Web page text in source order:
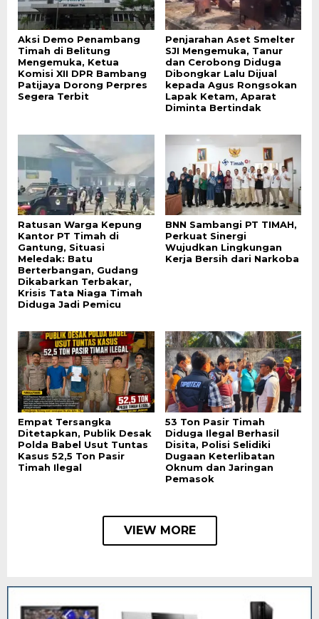
Aksi Demo Penambang
Timah di Belitung
Mengemuka, Ketua
Komisi XII DPR Bambang
Patijaya Dorong Perpres
Segera Terbit
Penjarahan Aset Smelter
SJI Mengemuka, Tanur
dan Cerobong Diduga
Dibongkar Lalu Dijual
kepada Agus Rongsokan
Lapak Ketam, Aparat
Diminta Bertindak
Ratusan Warga Kepung
Kantor PT Timah di
Gantung, Situasi
Meledak: Batu
Berterbangan, Gudang
Dikabarkan Terbakar,
Krisis Tata Niaga Timah
Diduga Jadi Pemicu
BNN Sambangi PT TIMAH,
Perkuat Sinergi
Wujudkan Lingkungan
Kerja Bersih dari Narkoba
Empat Tersangka
Ditetapkan, Publik Desak
Polda Babel Usut Tuntas
Kasus 52,5 Ton Pasir
Timah Ilegal
53 Ton Pasir Timah
Diduga Ilegal Berhasil
Disita, Polisi Selidiki
Dugaan Keterlibatan
Oknum dan Jaringan
Pemasok
VIEW MORE